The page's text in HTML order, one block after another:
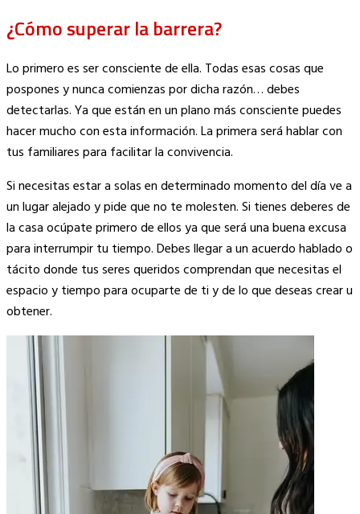
¿Cómo superar la barrera?
Lo primero es ser consciente de ella. Todas esas cosas que
pospones y nunca comienzas por dicha razón… debes
detectarlas. Ya que están en un plano más consciente puedes
hacer mucho con esta información. La primera será hablar con
tus familiares para facilitar la convivencia.
Si necesitas estar a solas en determinado momento del día ve a
un lugar alejado y pide que no te molesten. Si tienes deberes de
la casa ocúpate primero de ellos ya que será una buena excusa
para interrumpir tu tiempo. Debes llegar a un acuerdo hablado o
tácito donde tus seres queridos comprendan que necesitas el
espacio y tiempo para ocuparte de ti y de lo que deseas crear u
obtener.